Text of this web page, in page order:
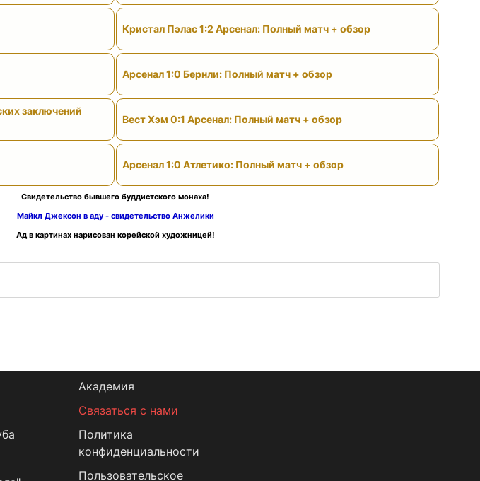
заключений
Кристал Пэлас 1:2 Арсенал: Полный матч + обзор
Арсенал 1:0 Бернли: Полный матч + обзор
Вест Хэм 0:1 Арсенал: Полный матч + обзор
Арсенал 1:0 Атлетико: Полный матч + обзор
Свидетельство бывшего буддистского монаха!
Майкл Джексон в аду - свидетельство Анжелики
Ад в картинах нарисован корейской художницей!
Академия
Связаться с нами
Политика
конфиденциальности
Пользовательское